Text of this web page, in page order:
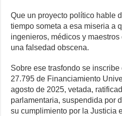
Que un proyecto político hable
tiempo someta a esa miseria a
ingenieros, médicos y
una falsedad obscena.
Sobre ese trasfondo se
27.795 de Financiamiento
agosto de 2025, vetada,
parlamentaria, suspendida por
su cumplimiento por la Justicia